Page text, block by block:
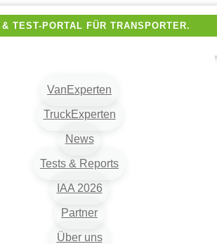
TEST-PORTAL FÜR TRANSPORTER.
VanExperten
TruckExperten
News
Tests & Reports
IAA 2026
Partner
Über uns
Report Schaeffler:
– so geht’s